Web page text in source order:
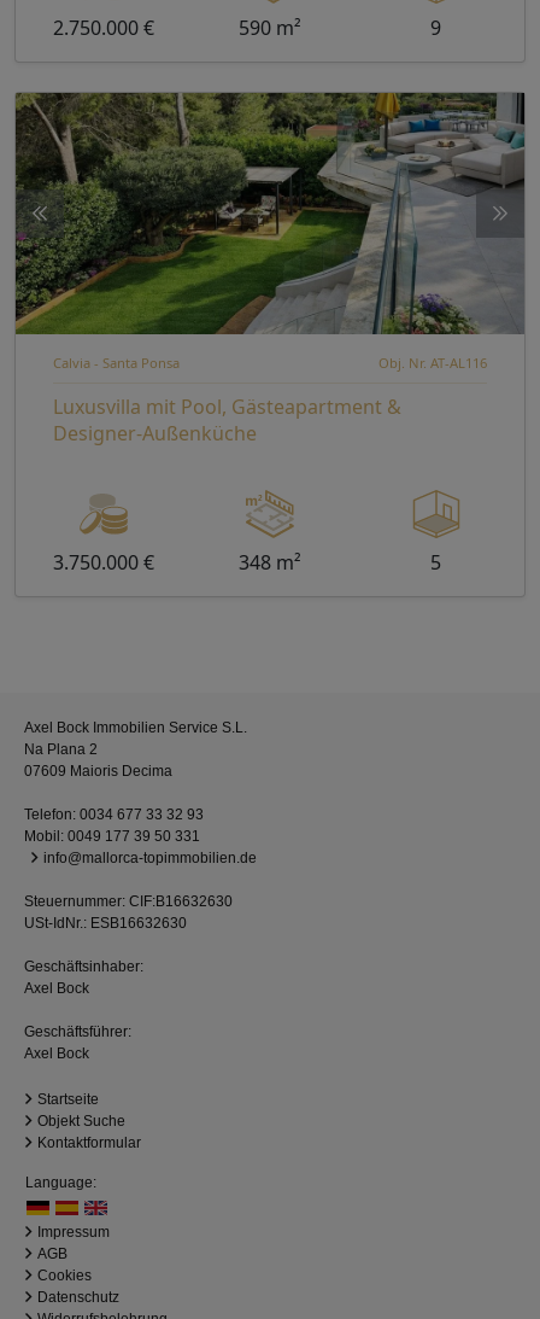
2.750.000 € 590 m² 9
Calvia - Santa Ponsa Obj. Nr. AT-AL116
Luxusvilla mit Pool, Gästeapartment &
Designer-Außenküche
3.750.000 € 348 m² 5
Axel Bock Immobilien Service S.L.
Na Plana 2
07609 Maioris Decima
Telefon: 0034 677 33 32 93
Mobil: 0049 177 39 50 331
info@mallorca-topimmobilien.de
Steuernummer: CIF:B16632630
USt-IdNr.: ESB16632630
Geschäftsinhaber:
Axel Bock
Geschäftsführer:
Axel Bock
Startseite
Objekt Suche
Kontaktformular
Language:
Impressum
AGB
Cookies
Datenschutz